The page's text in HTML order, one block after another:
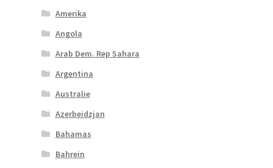
Amerika
Angola
Arab Dem. Rep Sahara
Argentina
Australie
Azerbeidzjan
Bahamas
Bahrein